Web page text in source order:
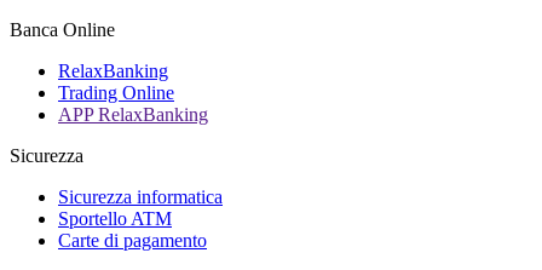
Banca Online
RelaxBanking
Trading Online
APP RelaxBanking
Sicurezza
Sicurezza informatica
Sportello ATM
Carte di pagamento